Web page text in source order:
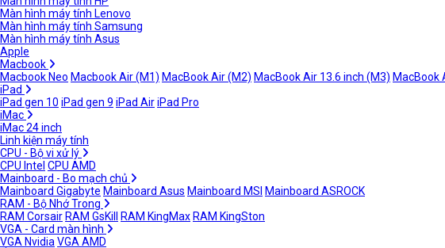
Màn hình máy tính Lenovo
Màn hình máy tính Samsung
Màn hình máy tính Asus
Apple
Macbook
Macbook Neo Macbook Air (M1) MacBook Air (M2) MacBook Air 13.6 inch (M3) MacBook
iPad
iPad gen 10 iPad gen 9 iPad AiriPad Pro
iMac
iMac 24 inch
Linh kiện máy tính
CPU - Bộ vi xử lý
CPU Intel CPU AMD
Mainboard - Bo mạch chủ
Mainboard Gigabyte Mainboard Asus Mainboard MSI Mainboard ASROCK
RAM - Bộ Nhớ Trong
RAM Corsair RAM GsKill RAM KingMax RAM KingSton
VGA - Card màn hình
VGA Nvidia VGA AMD